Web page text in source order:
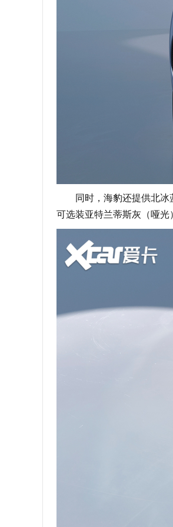
同时，海豹还提供北冰蓝
可选装亚特兰蒂斯灰（哑光